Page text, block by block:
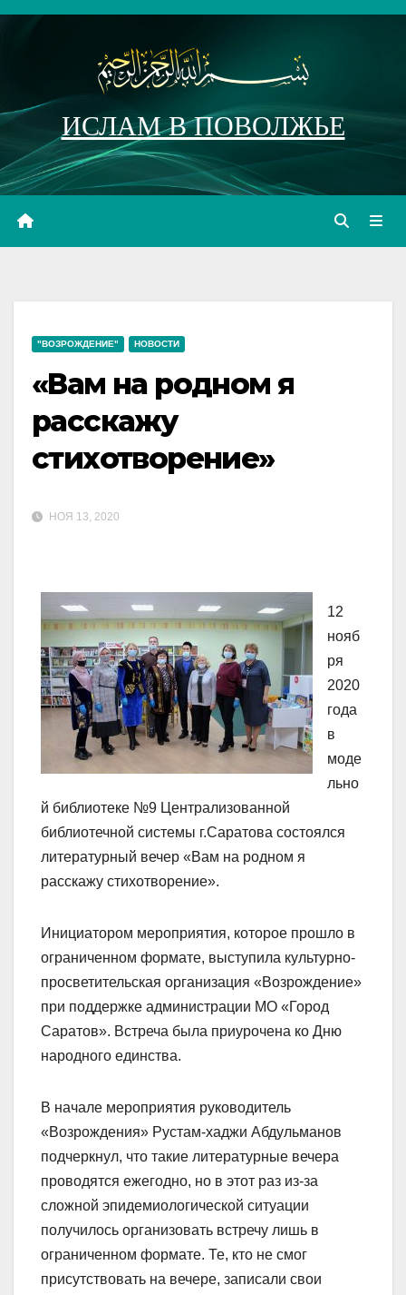
Перейти
ИСЛАМ В ПОВОЛЖЬЕ
"ВОЗРОЖДЕНИЕ" НОВОСТИ
«Вам на родном я
расскажу
стихотворение»
НОЯ 13, 2020
12
нояб
ря
2020
года
в
моде
льно
й библиотеке №9 Централизованной
библиотечной системы г.Саратова состоялся
литературный вечер «Вам на родном я
расскажу стихотворение».
Инициатором мероприятия, которое прошло в
ограниченном формате, выступила культурно-
просветительская организация «Возрождение»
при поддержке администрации МО «Город
Саратов». Встреча была приурочена ко Дню
народного единства.
В начале мероприятия руководитель
«Возрождения» Рустам-хаджи Абдульманов
подчеркнул, что такие литературные вечера
проводятся ежегодно, но в этот раз из-за
сложной эпидемиологической ситуации
получилось организовать встречу лишь в
ограниченном формате. Те, кто не смог
присутствовать на вечере, записали свои